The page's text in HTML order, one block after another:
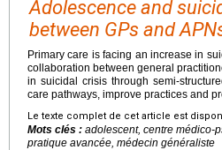
Adolescence and
between GPs and
Primary care is facing an increase in
collaboration between general
in suicidal crisis through semi-
care pathways, improve practices and
Le texte complet de cet article est
Mots clés : adolescent, centre médico-
pratique avancée, médecin généraliste